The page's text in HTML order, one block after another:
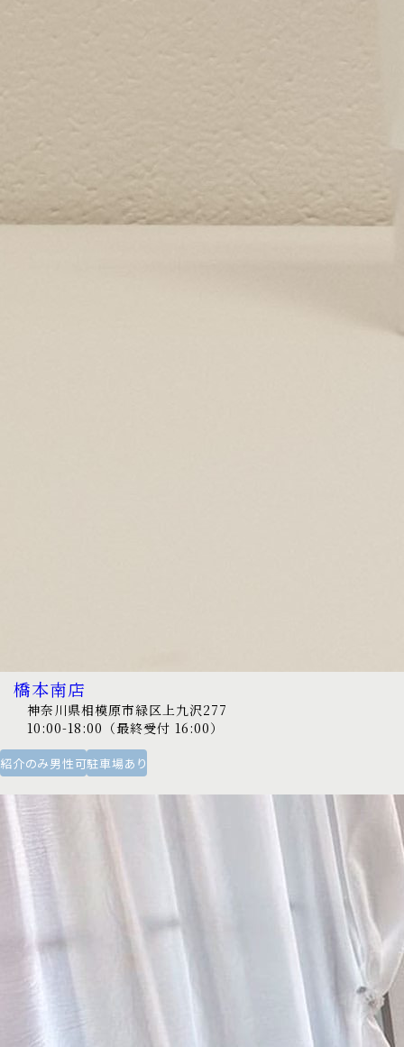
橋本南店
神奈川県相模原市緑区上九沢277
10:00-18:00（最終受付 16:00）
紹介のみ男性可駐車場あり